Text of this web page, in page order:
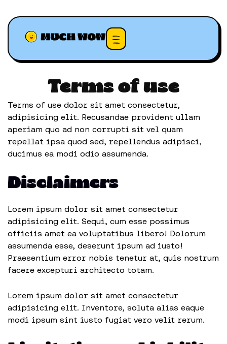
Terms of use
Terms of use dolor sit amet consectetur,
adipisicing elit. Recusandae provident ullam
aperiam quo ad non corrupti sit vel quam
repellat ipsa quod sed, repellendus adipisci,
ducimus ea modi odio assumenda.
Disclaimers
Lorem ipsum dolor sit amet consectetur
adipisicing elit. Sequi, cum esse possimus
officiis amet ea voluptatibus libero! Dolorum
assumenda esse, deserunt ipsum ad iusto!
Praesentium error nobis tenetur at, quis nostrum
facere excepturi architecto totam.
Lorem ipsum dolor sit amet consectetur
adipisicing elit. Inventore, soluta alias eaque
modi ipsum sint iusto fugiat vero velit rerum.